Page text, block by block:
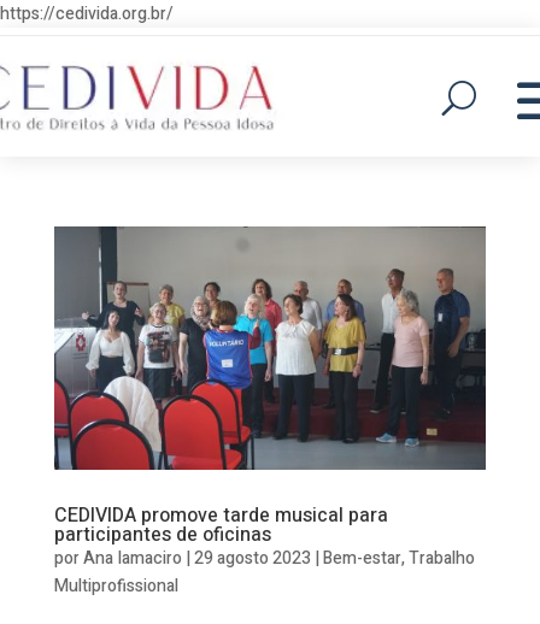
https://cedivida.org.br/
CEDIVIDA promove tarde musical para
participantes de oficinas
porAna Iamaciro |29 agosto 2023 |Bem-estar,Trabalho
Multiprofissional